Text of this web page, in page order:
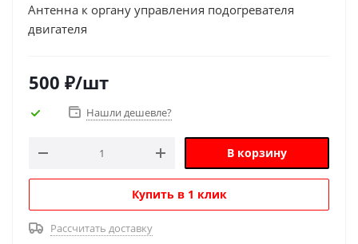
Антенна к органу управления подогревателя
двигателя
500 ₽/шт
Нашли дешевле?
В корзину
Купить в 1 клик
Рассчитать доставку